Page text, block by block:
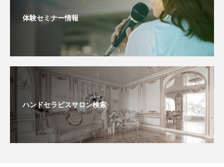
体験セミナー情報
ハンドセラピスサロン検索